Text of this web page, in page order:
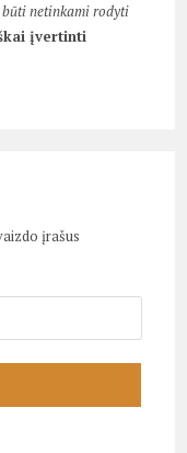
netinkami rodyti
įvertinti
įrašus